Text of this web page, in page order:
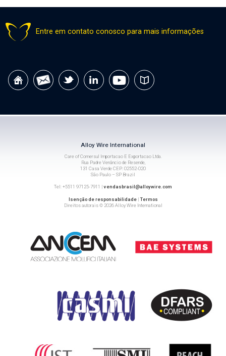
Entre em contato conosco para mais informações
Alloy Wire International
Care of Comersul Importacao E Exportacao Ltda.
Rua Padre Venâncio de Resende,
131 Casa Verde CEP: 02552-020
São Paulo – SP Brazil
Tel: +5511 97125-7911 |vendasbrasil@alloywire.com
Isenção de responsabilidade|Termos
Direitos autorais © 2026 Alloy Wire International